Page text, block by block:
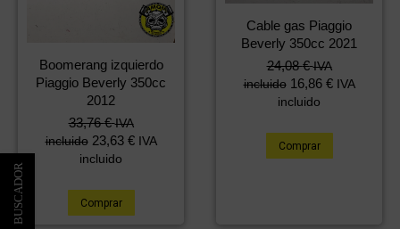
Boomerang izquierdo
Piaggio Beverly 350cc
2012
33,76€ IVA
incluido 23,63 € IVA
incluido
Comprar
Cable gas Piaggio
Beverly 350cc 2021
24,08€ IVA
incluido 16,86 € IVA
incluido
Comprar